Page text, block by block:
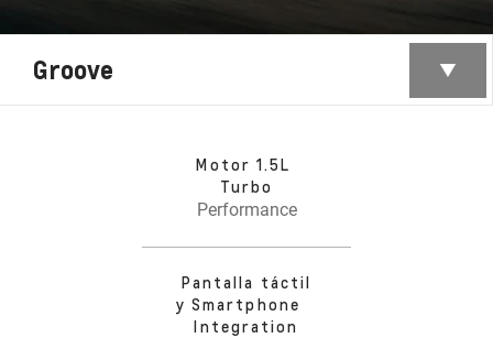
Groove
Motor 1.5L
Turbo
Performance
Pantalla táctil
y Smartphone
Integration